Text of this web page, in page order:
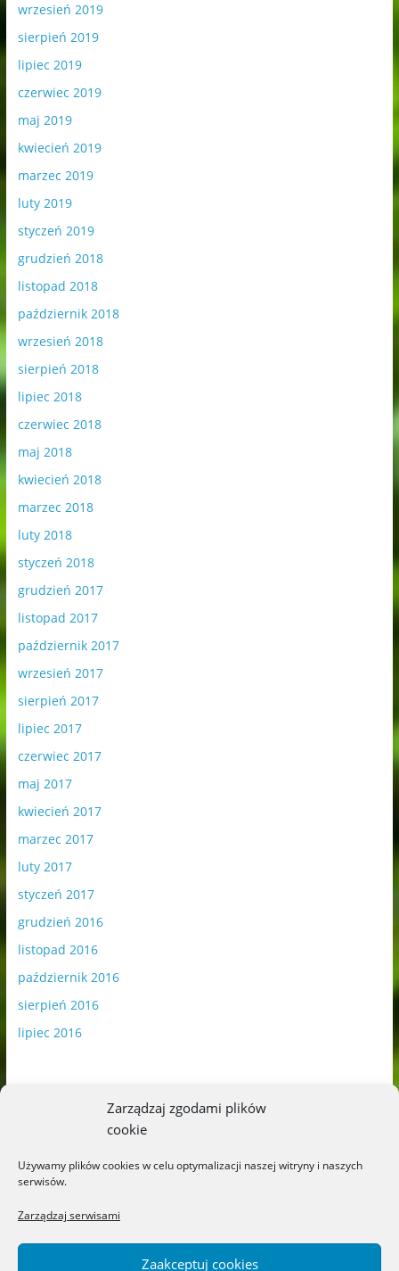
Zarządzaj zgodami plików
cookie
Używamy plików cookies w celu optymalizacji naszej witryny i naszych
serwisów.
Zarządzaj serwisami
Zaakceptuj cookies
wrzesień 2019
sierpień 2019
lipiec 2019
czerwiec 2019
maj 2019
kwiecień 2019
marzec 2019
luty 2019
styczeń 2019
grudzień 2018
listopad 2018
październik 2018
wrzesień 2018
sierpień 2018
lipiec 2018
czerwiec 2018
maj 2018
kwiecień 2018
marzec 2018
luty 2018
styczeń 2018
grudzień 2017
listopad 2017
październik 2017
wrzesień 2017
sierpień 2017
lipiec 2017
czerwiec 2017
maj 2017
kwiecień 2017
marzec 2017
luty 2017
styczeń 2017
grudzień 2016
listopad 2016
październik 2016
sierpień 2016
lipiec 2016